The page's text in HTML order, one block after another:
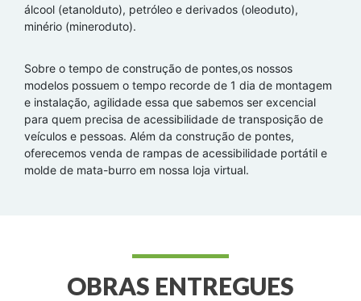
álcool (etanolduto), petróleo e derivados (oleoduto),
minério (mineroduto).
Sobre o tempo de construção de pontes,os nossos
modelos possuem o tempo recorde de 1 dia de montagem
e instalação, agilidade essa que sabemos ser excencial
para quem precisa de acessibilidade de transposição de
veículos e pessoas. Além da construção de pontes,
oferecemos venda de rampas de acessibilidade portátil e
molde de mata-burro em nossa loja virtual.
OBRAS ENTREGUES